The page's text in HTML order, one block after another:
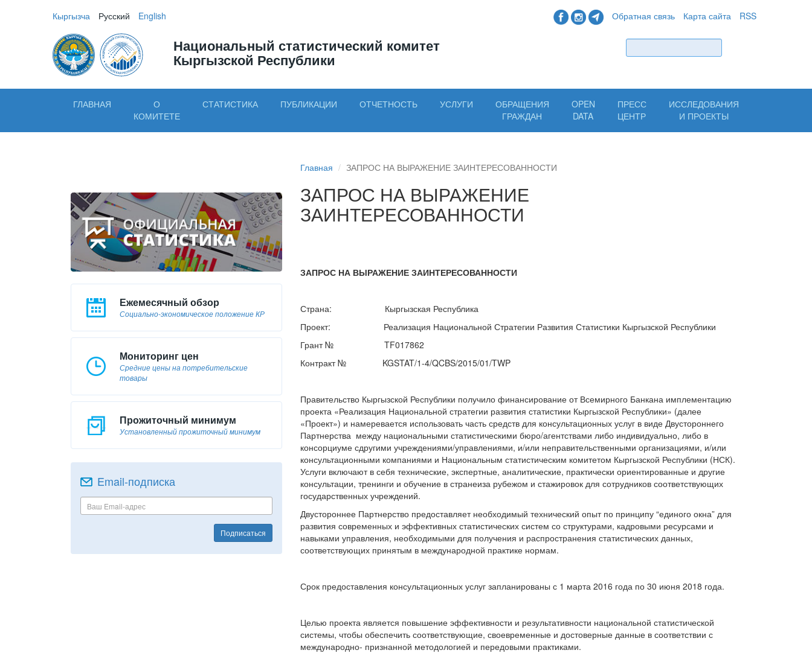
Кыргызча Русский English Обратная связь Карта сайта RSS
Национальный статистический комитет
Кыргызской Республики
ГЛАВНАЯ
О
КОМИТЕТЕ
СТАТИСТИКА ПУБЛИКАЦИИ ОТЧЕТНОСТЬ УСЛУГИ
ОБРАЩЕНИЯ
ГРАЖДАН
OPEN
DATA
ПРЕСС
ЦЕНТР
ИССЛЕДОВАНИЯ
И ПРОЕКТЫ
Ежемесячный обзор
Социально-экономическое положение КР
Мониторинг цен
Средние цены на потребительские
товары
Прожиточный минимум
Установленный прожиточный минимум
Email-подписка
Подписаться
Главная ЗАПРОС НА ВЫРАЖЕНИЕ ЗАИНТЕРЕСОВАННОСТИ
ЗАПРОС НА ВЫРАЖЕНИЕ
ЗАИНТЕРЕСОВАННОСТИ
ЗАПРОС НА ВЫРАЖЕНИЕ ЗАИНТЕРЕСОВАННОСТИ
Страна: Кыргызская Республика
Проект: Реализация Национальной Стратегии Развития Статистики Кыргызской Республики
Грант № TF017862
Контракт № KGSTAT/1-4/QCBS/2015/01/TWP
Правительство Кыргызской Республики получило финансирование от Всемирного Банкана имплементацию
проекта «Реализация Национальной стратегии развития статистики Кыргызской Республики» (далее
«Проект») и намеревается использовать часть средств для консультационных услуг в виде Двустороннего
Партнерства между национальными статистическими бюро/агентствами либо индивидуально, либо в
консорциуме сдругими учреждениями/управлениями, и/или неправительственными организациями, и/или
консультационными компаниями и Национальным статистическим комитетом Кыргызской Республики (НСК).
Услуги включают в себя технические, экспертные, аналитические, практически ориентированные и другие
консультации, тренинги и обучение в странеиза рубежом и стажировок для сотрудников соответствующих
государственных учреждений.
Двустороннее Партнерство предоставляет необходимый технический опыт по принципу “единого окна” для
развития современных и эффективных статистических систем со структурами, кадровыми ресурсами и
навыками управления, необходимыми для получения и распространения статистических данных,
соответствующих принятым в международной практике нормам.
Срок предоставления консультационных услуг запланированы с 1 марта 2016 года по 30 июня 2018 года.
Целью проекта является повышение эффективности и результативности национальной статистической
системы, чтобы обеспечить соответствующие, своевременные и достоверные данные в соответствии с
международно- признанной методологией и передовыми практиками.